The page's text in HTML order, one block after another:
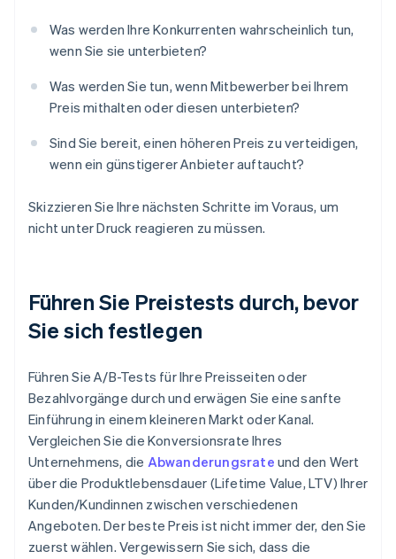
Was werden Ihre Konkurrenten wahrscheinlich tun,
wenn Sie sie unterbieten?
Was werden Sie tun, wenn Mitbewerber bei Ihrem
Preis mithalten oder diesen unterbieten?
Sind Sie bereit, einen höheren Preis zu verteidigen,
wenn ein günstigerer Anbieter auftaucht?
Skizzieren Sie Ihre nächsten Schritte im Voraus, um
nicht unter Druck reagieren zu müssen.
Führen Sie Preistests durch, bevor
Sie sich festlegen
Führen Sie A/B-Tests für Ihre Preisseiten oder
Bezahlvorgänge durch und erwägen Sie eine sanfte
Einführung in einem kleineren Markt oder Kanal.
Vergleichen Sie die Konversionsrate Ihres
Unternehmens, die Abwanderungsrate und den Wert
über die Produktlebensdauer (Lifetime Value, LTV) Ihrer
Kunden/Kundinnen zwischen verschiedenen
Angeboten. Der beste Preis ist nicht immer der, den Sie
zuerst wählen. Vergewissern Sie sich, dass die